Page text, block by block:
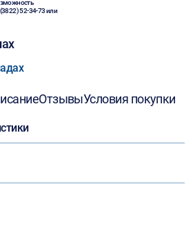
52-34-73или
ОтзывыУсловия покупки